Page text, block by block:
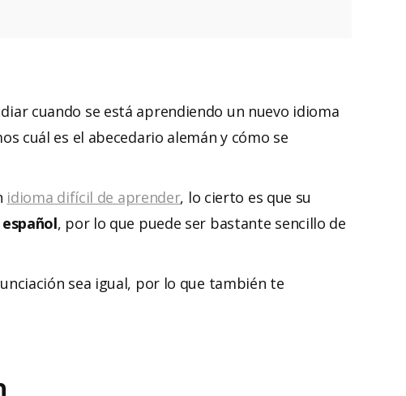
cuando se está aprendiendo un nuevo idioma
cuál es el abecedario alemán y cómo se
idioma difícil de aprender, lo cierto es que su
, por lo que puede ser bastante sencillo de
sea igual, por lo que también te